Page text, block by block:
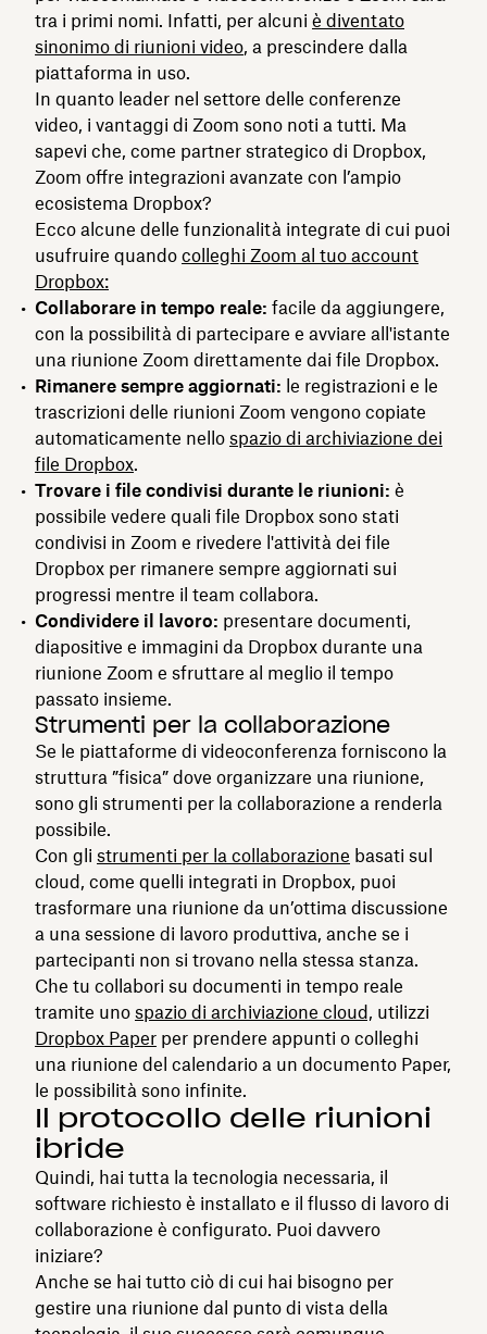
tra i primi nomi. Infatti, per alcuni è diventato
sinonimo di riunioni video, a prescindere dalla
piattaforma in uso.
In quanto leader nel settore delle conferenze
video, i vantaggi di Zoom sono noti a tutti. Ma
sapevi che, come partner strategico di Dropbox,
Zoom offre integrazioni avanzate con l’ampio
ecosistema Dropbox?
Ecco alcune delle funzionalità integrate di cui puoi
usufruire quando colleghi Zoom al tuo account
Dropbox:
Collaborare in tempo reale: facile da aggiungere,
con la possibilità di partecipare e avviare all'istante
una riunione Zoom direttamente dai file Dropbox.
Rimanere sempre aggiornati: le registrazioni e le
trascrizioni delle riunioni Zoom vengono copiate
automaticamente nello spazio di archiviazione dei
file Dropbox.
Trovare i file condivisi durante le riunioni: è
possibile vedere quali file Dropbox sono stati
condivisi in Zoom e rivedere l'attività dei file
Dropbox per rimanere sempre aggiornati sui
progressi mentre il team collabora.
Condividere il lavoro: presentare documenti,
diapositive e immagini da Dropbox durante una
riunione Zoom e sfruttare al meglio il tempo
passato insieme.
Strumenti per la collaborazione
Se le piattaforme di videoconferenza forniscono la
struttura ”fisica” dove organizzare una riunione,
sono gli strumenti per la collaborazione a renderla
possibile.
Con gli strumenti per la collaborazione basati sul
cloud, come quelli integrati in Dropbox, puoi
trasformare una riunione da un’ottima discussione
a una sessione di lavoro produttiva, anche se i
partecipanti non si trovano nella stessa stanza.
Che tu collabori su documenti in tempo reale
tramite uno spazio di archiviazione cloud, utilizzi
Dropbox Paper per prendere appunti o colleghi
una riunione del calendario a un documento Paper,
le possibilità sono infinite.
Il protocollo delle riunioni
ibride
Quindi, hai tutta la tecnologia necessaria, il
software richiesto è installato e il flusso di lavoro di
collaborazione è configurato. Puoi davvero
iniziare?
Anche se hai tutto ciò di cui hai bisogno per
gestire una riunione dal punto di vista della